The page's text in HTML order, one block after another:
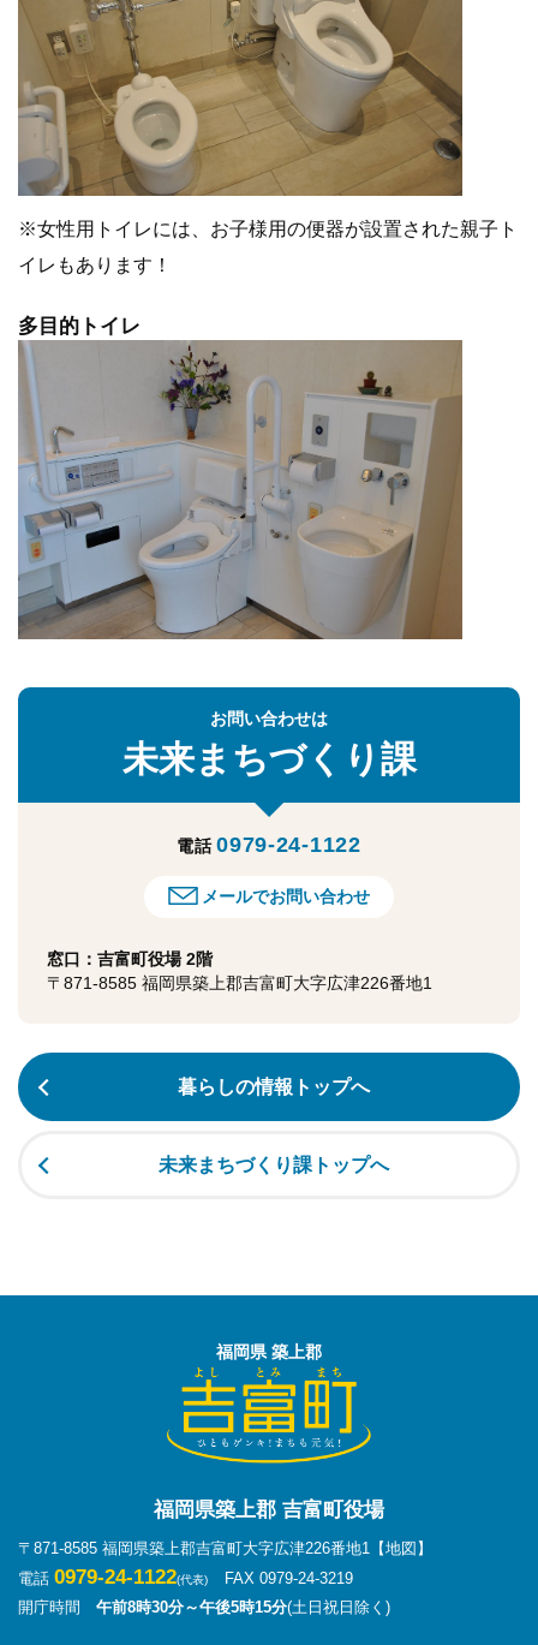
※女性用トイレには、お子様用の便器が設置された親子ト
イレもあります！
多目的トイレ
お問い合わせは
未来まちづくり課
電話 0979-24-1122
メールでお問い合わせ
窓口：吉富町役場 2階
〒871-8585 福岡県築上郡吉富町大字広津226番地1
暮らしの情報トップへ
未来まちづくり課トップへ
福岡県 築上郡
福岡県築上郡 吉富町役場
〒871-8585 福岡県築上郡吉富町大字広津226番地1
【地図】
電話 0979-24-1122(代表)
FAX 0979-24-3219
開庁時間 午前8時30分～午後5時15分(土日祝日除く)